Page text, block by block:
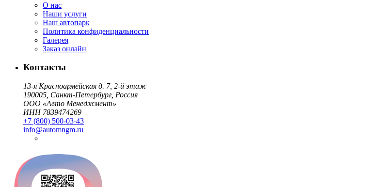
О нас
Наши услуги
Наш автопарк
Политика конфиденциальности
Галерея
Заказ онлайн
Контакты
13-я Красноармейская д. 7, 2-й этаж
190005, Санкт-Петербург, Россия
ООО «Авто Менеджмент»
ИНН 7839474269
+7 (800) 500-03-43
info@automngm.ru